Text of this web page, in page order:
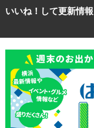
いいね！して更新情